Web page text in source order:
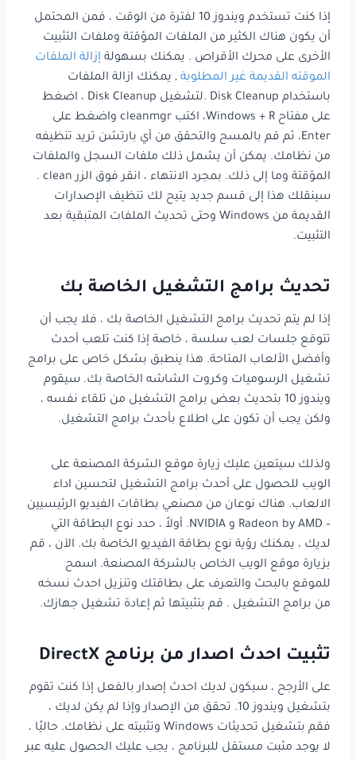
إذا كنت تستخدم ويندوز 10 لفترة من الوقت ، فمن المحتمل
أن يكون هناك الكثير من الملفات المؤقتة وملفات التثبيت
الأخرى على محرك الأقراص . يمكنك بسهولة إزالة الملفات
الموقته القديمة غير المطلوبة , يمكنك ازالة الملفات
باستخدام Disk Cleanup .لتشغيل Disk Cleanup ، اضغط
على مفتاح Windows + R، اكتب cleanmgr واضغط على
Enter، ثم قم بالمسح والتحقق من أي بارتشن تريد تنظيفه
من نظامك. يمكن أن يشمل ذلك ملفات السجل والملفات
المؤقتة وما إلى ذلك. بمجرد الانتهاء ، انقر فوق الزر clean .
سينقلك هذا إلى قسم جديد يتيح لك تنظيف الإصدارات
القديمة من Windows وحتى تحديث الملفات المتبقية بعد
التثبيت.
تحديث برامج التشغيل الخاصة بك
إذا لم يتم تحديث برامج التشغيل الخاصة بك ، فلا يجب أن
تتوقع جلسات لعب سلسة ، خاصة إذا كنت تلعب أحدث
وأفضل الألعاب المتاحة. هذا ينطبق بشكل خاص على برامج
تشغيل الرسوميات وكروت الشاشه الخاصة بك. سيقوم
ويندوز 10 بتحديث بعض برامج التشغيل من تلقاء نفسه ،
ولكن يجب أن تكون على اطلاع بأحدث برامج التشغيل.
ولذلك سيتعين عليك زيارة موقع الشركة المصنعة على
الويب للحصول على أحدث برامج التشغيل لتحسين اداء
الالعاب. هناك نوعان من مصنعي بطاقات الفيديو الرئيسيين
– Radeon by AMD و NVIDIA. أولاً ، حدد نوع البطاقة التي
لديك ، يمكنك رؤية نوع بطاقة الفيديو الخاصة بك. الآن ، قم
بزيارة موقع الويب الخاص بالشركة المصنعة. اسمح
للموقع بالبحث والتعرف على بطاقتك وتنزيل احدث نسخه
من برامج التشغيل . قم بتثبيتها ثم إعادة تشغيل جهازك.
تثبيت احدث اصدار من برنامج DirectX
على الأرجح ، سيكون لديك احدث إصدار بالفعل إذا كنت تقوم
بتشغيل ويندوز 10. تحقق من الإصدار وإذا لم يكن لديك ،
فقم بتشغيل تحديثات Windows وتثبيته على نظامك. حاليًا ،
لا يوجد مثبت مستقل للبرنامج ، يجب عليك الحصول عليه عبر